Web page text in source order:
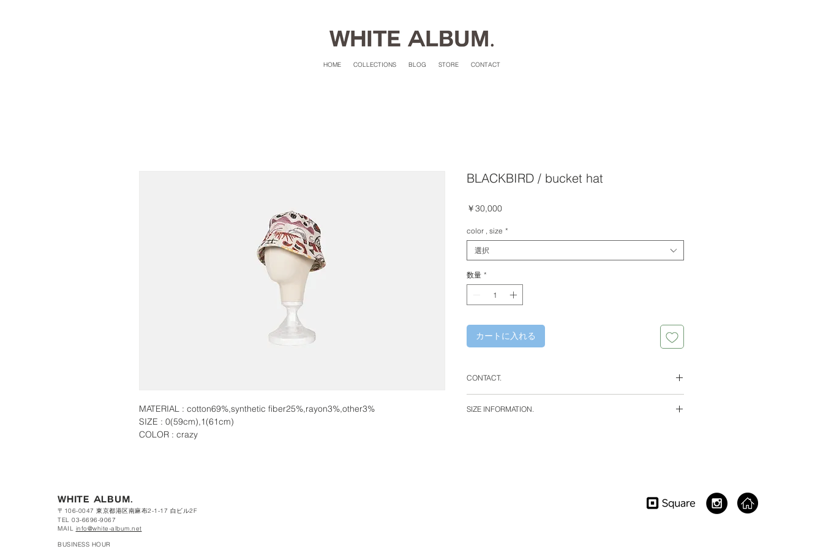
HOME COLLECTIONS BLOG STORE CONTACT
MATERIAL : cotton69%,synthetic fiber25%,rayon3%,other3%
SIZE : 0(59cm),1(61cm)
COLOR : crazy
BLACKBIRD / bucket hat
￥30,000価
color , size *
選択
数量 *
カートに入れる
CONTACT.
330-0842 埼玉県さいたま市大宮区浅間町2-1-1 YCCビ
SIZE INFORMATION.
WHITE ALBUM.
〒106-0047 東京都港区南麻布2-1-17 白ビル2F
TEL 03-6696-9067
MAIL info@white-album.net
BUSINESS HOUR